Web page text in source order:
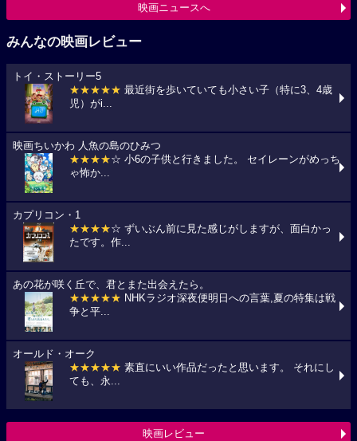
映画ニュースへ
みんなの映画レビュー
トイ・ストーリー5
★★★★★ 最近街を歩いていても小さい子（特に3、4歳
児）がi...
映画ちいかわ 人魚の島のひみつ
★★★★☆ 小6の子供と行きました。 セイレーンがめっち
ゃ怖か...
カプリコン・1
★★★★☆ ずいぶん前に見た感じがしますが、面白かっ
たです。作...
あの花が咲く丘で、君とまた出会えたら。
★★★★★ NHKラジオ深夜便明日への言葉,夏の特集は戦
争と平...
オールド・オーク
★★★★★ 素直にいい作品だったと思います。 それにし
ても、永...
映画レビュー